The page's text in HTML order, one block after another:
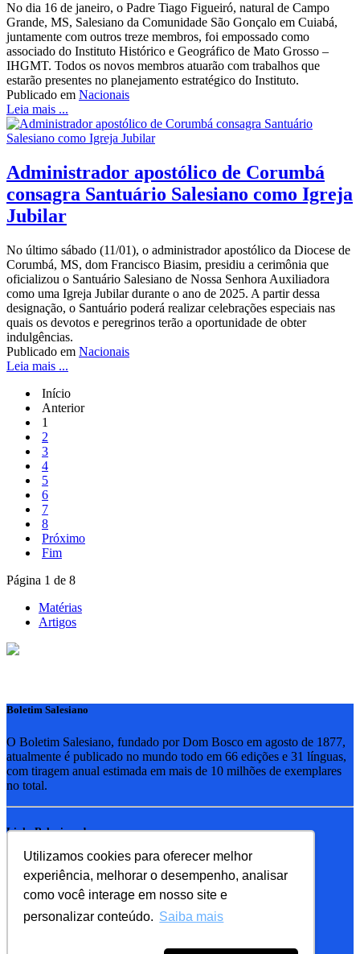
Utilizamos cookies para oferecer melhor
experiência, melhorar o desempenho, analisar
como você interage em nosso site e
personalizar conteúdo. Saiba mais
No dia 16 de janeiro, o Padre Tiago Figueiró, natural de Campo
Grande, MS, Salesiano da Comunidade São Gonçalo em Cuiabá,
juntamente com outros treze membros, foi empossado como
associado do Instituto Histórico e Geográfico de Mato Grosso –
IHGMT. Todos os novos membros atuarão com trabalhos que
estarão presentes no planejamento estratégico do Instituto.
Publicado em Nacionais
Leia mais ...
Administrador apostólico de Corumbá
consagra Santuário Salesiano como Igreja
Jubilar
No último sábado (11/01), o administrador apostólico da Diocese de
Corumbá, MS, dom Francisco Biasim, presidiu a cerimônia que
oficializou o Santuário Salesiano de Nossa Senhora Auxiliadora
como uma Igreja Jubilar durante o ano de 2025. A partir dessa
designação, o Santuário poderá realizar celebrações especiais nas
quais os devotos e peregrinos terão a oportunidade de obter
indulgências.
Publicado em Nacionais
Leia mais ...
Início
Anterior
1
2
3
4
5
6
7
8
Próximo
Fim
Página 1 de 8
Matérias
Artigos
Boletim Salesiano
O Boletim Salesiano, fundado por Dom Bosco em agosto de 1877,
atualmente é publicado no mundo todo em 66 edições e 31 línguas,
com tiragem anual estimada em mais de 10 milhões de exemplares
no total.
Links Relacionados
RSB - Rede Salesiana Brasil
EDEBE - Editora
UPV - União pela Vida
Familia Salesiana